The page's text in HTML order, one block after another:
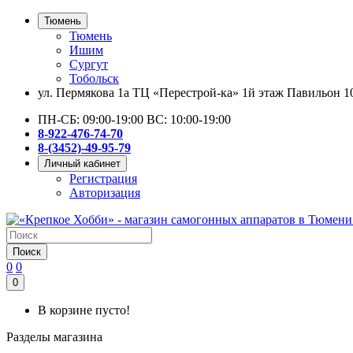
Тюмень
Тюмень
Ишим
Сургут
Тобольск
ул. Пермякова 1а ТЦ «Перестрой-ка» 1й этаж Павильон
ПН-СБ: 09:00-19:00 ВС: 10:00-19:00
8-922-476-74-70
8-(3452)-49-95-79
Личный кабинет
Регистрация
Авторизация
Поиск
0 0
0
В корзине пусто!
Разделы магазина